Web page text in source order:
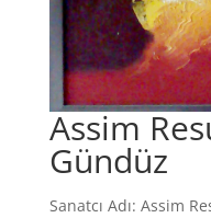
Assim
Gündüz
Sanatcı Adı: Assim